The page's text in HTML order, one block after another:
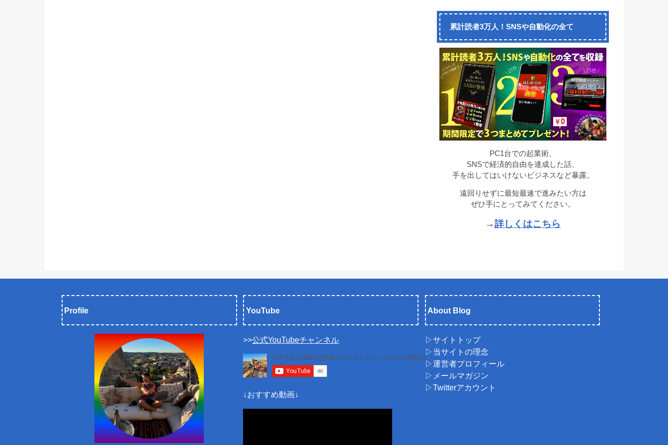
累計読者3万人！SNSや自動化の全て
PC1台での起業術、
SNSで経済的自由を達成した話、
手を出してはいけないビジネスなど暴露。
遠回りせずに最短最速で進みたい方は
ぜひ手にとってみてください。
→詳しくはこちら
Profile YouTube
>>公式YouTubeチャンネル
↓おすすめ動画↓
About Blog
▷サイトトップ
▷当サイトの理念
▷運営者プロフィール
▷メールマガジン
▷Twitterアカウント